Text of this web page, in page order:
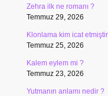
Zehra ilk ne romanı ?
Temmuz 29, 2026
Klonlama kim icat
Temmuz 25, 2026
Kalem eylem mi ?
Temmuz 23, 2026
Yutmanın anlamı nedir ?